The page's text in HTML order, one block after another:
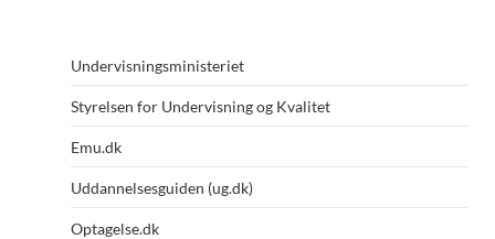
Undervisningsministeriet
Styrelsen for Undervisning og Kvalitet
Emu.dk
Uddannelsesguiden (ug.dk)
Optagelse.dk